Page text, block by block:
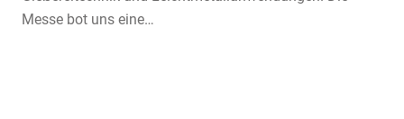
Messe bot uns eine…